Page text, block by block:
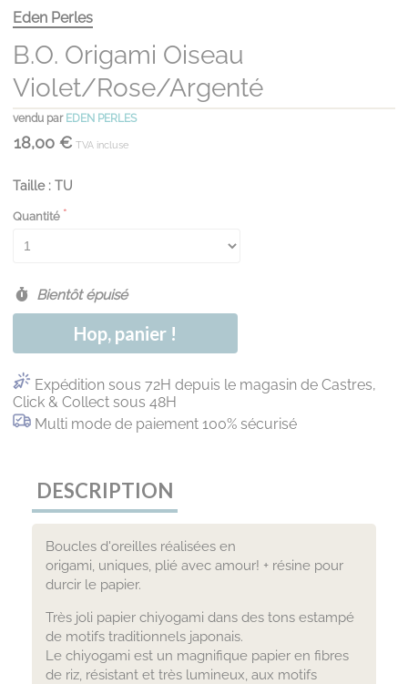
Eden Perles
B.O. Origami Oiseau
Violet/rose/argenté
vendu par EDEN PERLES
18,00 € TVA incluse
Taille : TU
Quantité
Bientôt épuisé
Hop, panier !
Expédition sous 72H depuis le magasin de Castres,
Click & Collect sous 48H
Multi mode de paiement 100% sécurisé
DESCRIPTION
Boucles d'oreilles réalisées en
origami, uniques, plié avec amour! + résine pour
durcir le papier.
Très joli papier chiyogami dans des tons estampé
de motifs traditionnels japonais.
Le chiyogami est un magnifique papier en fibres
de riz, résistant et très lumineux, aux motifs